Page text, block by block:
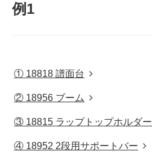
例1
① 18818 譜面台
② 18956 ブーム
③ 18815 ラップトップホルダー
④ 18952 2段用サポートバー